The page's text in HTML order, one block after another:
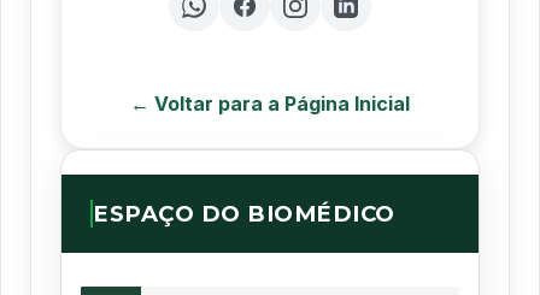
← Voltar para a Página Inicial
ESPAÇO DO BIOMÉDICO